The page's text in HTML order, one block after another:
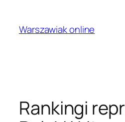
treściWarszawiak online
Rankingi